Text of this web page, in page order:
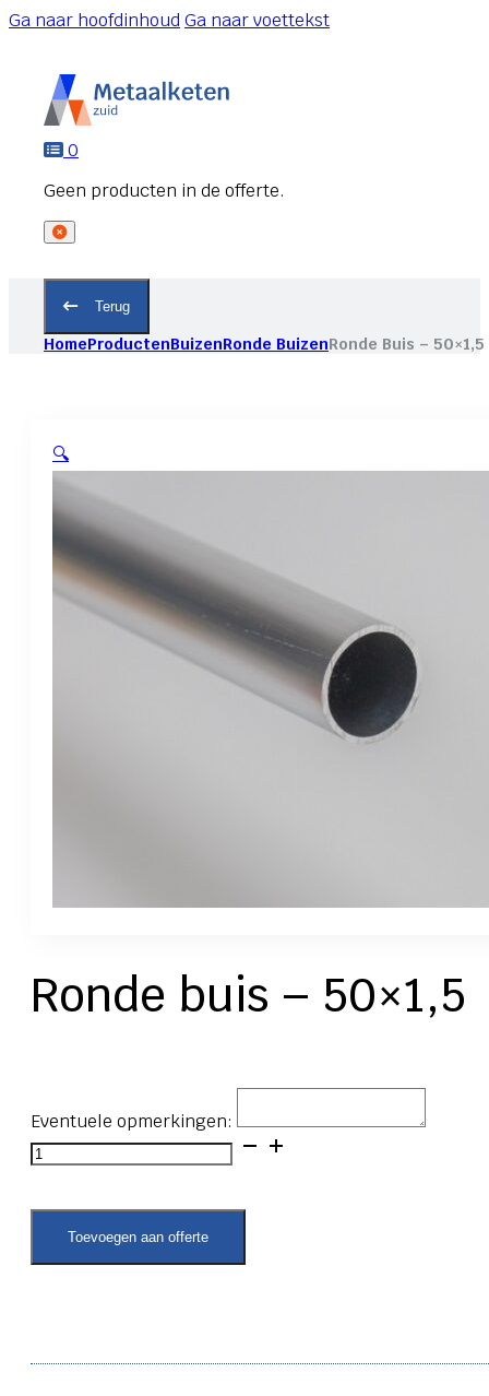
Ga naar hoofdinhoudGa naar voettekst
0
Terug
HomeProductenBuizenRonde BuizenRonde Buis – 50×1,5
🔍
Ronde buis – 50×1,5
Eventuele opmerkingen:
Ronde
buis
50x1,5
aantalToevoegen aan offerte